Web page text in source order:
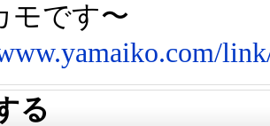
モです〜
る